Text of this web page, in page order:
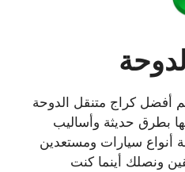
أفضل كراج متنقل الدوحة
بطرق حديثة وأساليب
أنواع سيارات ومستعدين
ونصلك أينما كنت